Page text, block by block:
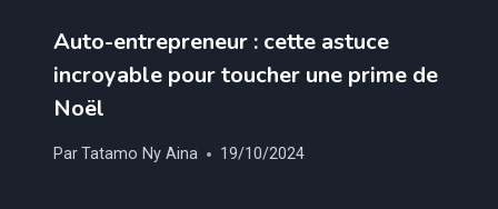
Auto-entrepreneur : cette astuce
incroyable pour toucher une prime de
Noël
ParTatamo Ny Aina 19/10/2024